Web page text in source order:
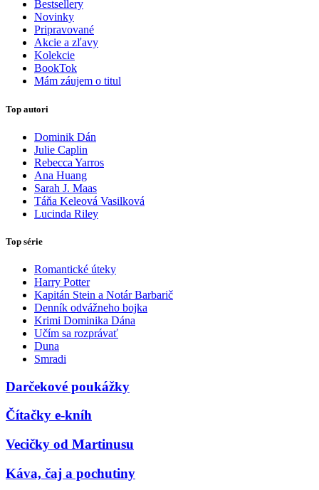
Bestsellery
Novinky
Pripravované
Akcie a zľavy
Kolekcie
BookTok
Mám záujem o titul
Top autori
Dominik Dán
Julie Caplin
Rebecca Yarros
Ana Huang
Sarah J. Maas
Táňa Keleová Vasilková
Lucinda Riley
Top série
Romantické úteky
Harry Potter
Kapitán Stein a Notár Barbarič
Denník odvážneho bojka
Krimi Dominika Dána
Učím sa rozprávať
Duna
Smradi
Darčekové poukážky
Čítačky e-kníh
Vecičky od Martinusu
Káva, čaj a pochutiny